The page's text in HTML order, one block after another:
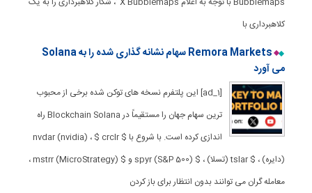
کلاهبرداری با
Remora Markets سهام نشانه گذاری شده را به Solana
می آورد
[ad_1] این پلتفرم نسخه های توکن شده برخی از محبوب
ترین سهام جهان را مستقیماً در Blockchain Solana راه
اندازی کرده است. با شروع با $ nvdar (nvidia) ، $ crclr
(دایره) ، $ tslar (تسلا) ، $ spyr (S&P 500) و $ mstrr (MicroStrategy) ،
معامله گران می توانند بدون انتظار برای باز کردن